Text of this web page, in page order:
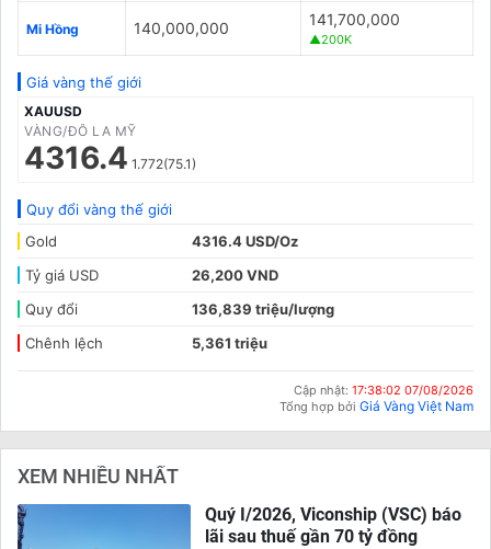
Mi Hồng 140,000,000 141,700,000
▲200K
Giá vàng thế giới
XAUUSD
VÀNG/ĐÔ LA MỸ
4316.4 1.772(75.1)
Quy đổi vàng thế giới
Gold
4316.4 USD/Oz
Tỷ giá USD
26,200 VND
Quy đổi
136,839 triệu/lượng
Chênh lệch
5,361 triệu
Cập nhật: 17:38:02 07/08/2026
Tổng hợp bởi Giá Vàng Việt Nam
XEM NHIỀU NHẤT
Quý I/2026, Viconship (VSC) báo
lãi sau thuế gần 70 tỷ đồng